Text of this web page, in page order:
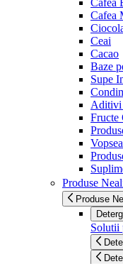
Cafea
Ceai
Cacao
Baze
Supe
Aditivi
Fructe
Produse
Produse
Solutii